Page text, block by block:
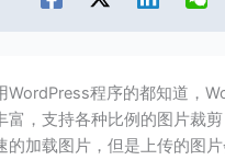
WordPress程序的都知道，
富，支持各种比例的图片裁
的加载图片，但是上传的图